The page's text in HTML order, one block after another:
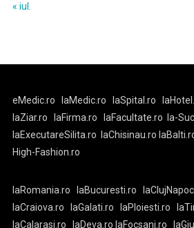
« iul.
eMedic.ro laMedic.ro laSpital.ro
laZiar.ro
laFirma.ro laFacultate.ro
la-
laExecutareSilita.ro
laChisinau.ro
High-Fashion.ro
laRomania.ro laBucuresti.ro
laCraiova.ro
laGalati.ro laPloiesti.ro
laCalarasi.ro
laDeva.ro laFocsani.ro